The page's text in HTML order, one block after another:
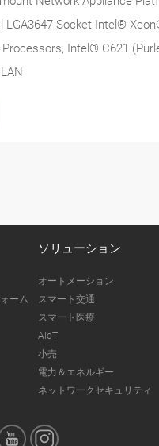
LGA3647 Socket Intel®
Processors, Intel® C621
ーム
ソリューション
オートメーション
スマート交通
スマート医療
AIoT
小売
電力＆エネルギー
ネットワークセキュリティ